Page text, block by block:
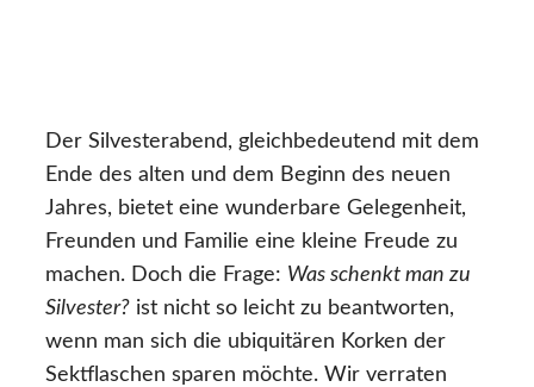
Der Silvesterabend, gleichbedeutend mit dem
Ende des alten und dem Beginn des neuen
Jahres, bietet eine wunderbare Gelegenheit,
Freunden und Familie eine kleine Freude zu
machen. Doch die Frage: Was schenkt man zu
Silvester? ist nicht so leicht zu beantworten,
wenn man sich die ubiquitären Korken der
Sektflaschen sparen möchte. Wir verraten